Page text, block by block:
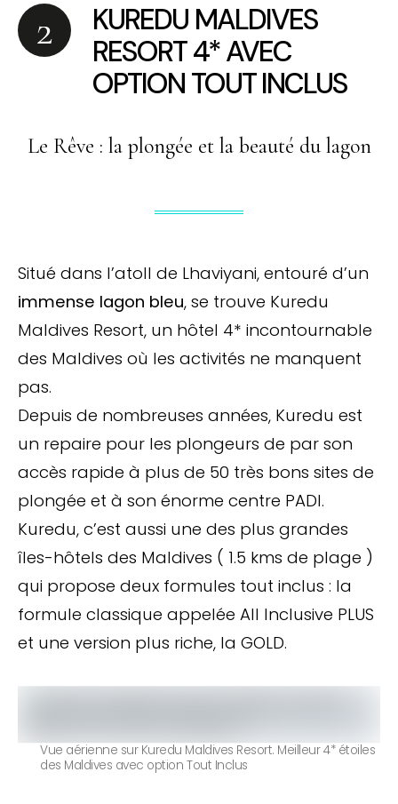
KUREDU MALDIVES
RESORT 4* AVEC
OPTION TOUT INCLUS
Le Rêve : la plongée et la beauté du lagon
Situé dans l’atoll de Lhaviyani, entouré d’un
immense lagon bleu, se trouve Kuredu
Maldives Resort, un hôtel 4* incontournable
des Maldives où les activités ne manquent
pas.
Depuis de nombreuses années, Kuredu est
un repaire pour les plongeurs de par son
accès rapide à plus de 50 très bons sites de
plongée et à son énorme centre PADI.
Kuredu, c’est aussi une des plus grandes
îles-hôtels des Maldives ( 1.5 kms de plage )
qui propose deux formules tout inclus : la
formule classique appelée All Inclusive PLUS
et une version plus riche, la GOLD.
Vue aérienne sur Kuredu Maldives Resort. Meilleur 4* étoiles
des Maldives avec option Tout Inclus